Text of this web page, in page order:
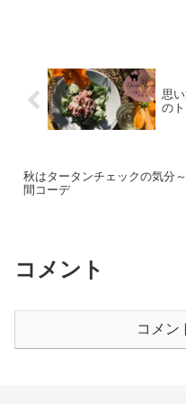
思
の
秋はタータンチェックの気分
間コーデ
コメント
コメン